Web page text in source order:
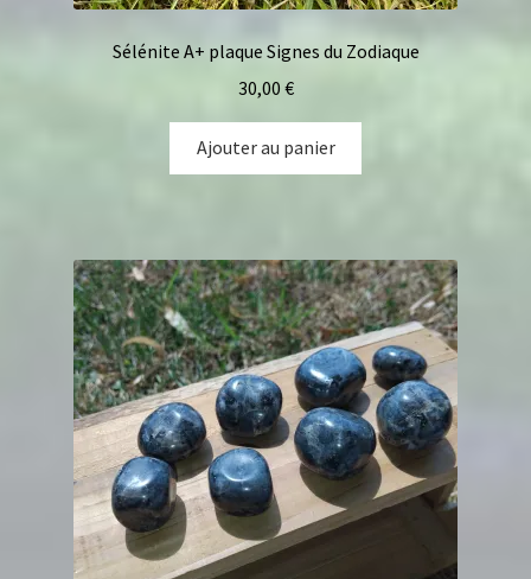
Sélénite A+ plaque Signes du Zodiaque
30,00 €
Ajouter au panier